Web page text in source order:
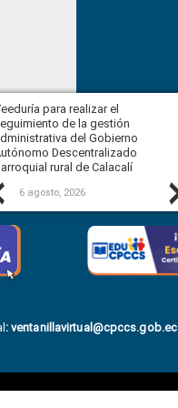
Previous
para realizar el
de la gestión
del Gobierno
Descentralizado
rural de Calacalí
6 agosto, 2026
:ventanillavirtual@cpccs.gob.ec